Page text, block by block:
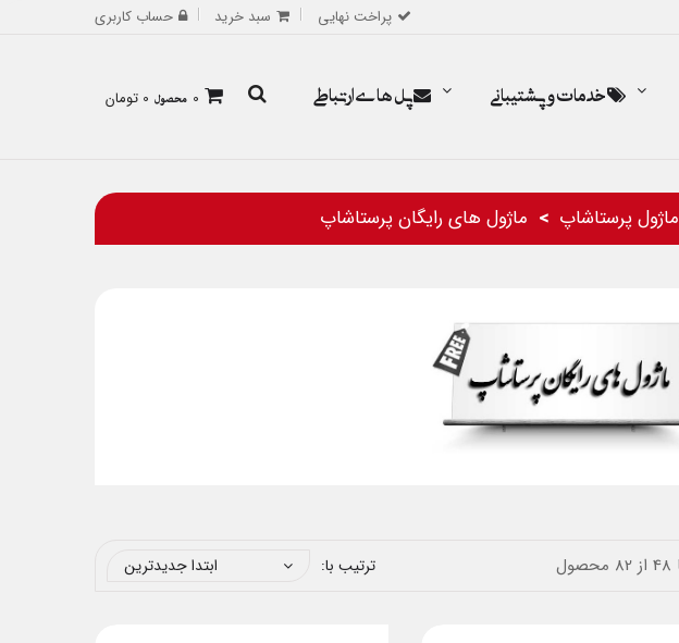
پراخت نهایی سبد خرید حساب کاربری
0 محصول 0 تومان خدمات و پشتیبانی پل های ارتباطی
ماژول پرستاشاپ ماژول های رایگان پرستاشاپ
ترتیب با: ابتدا جدیدترین